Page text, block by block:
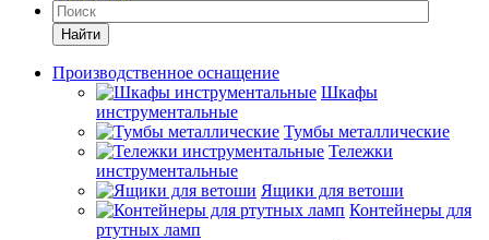
Найти
Производственное оснащение
Шкафы
инструментальные
Тумбы металлические
Тележки
инструментальные
Ящики для ветоши
Контейнеры для
ртутных ламп